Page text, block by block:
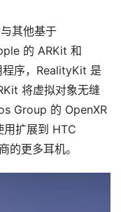
其他基于
的 ARKit 和
序，RealityKit 是
将虚拟对象无缝
Group 的 OpenXR
扩展到 HTC
更多耳机。